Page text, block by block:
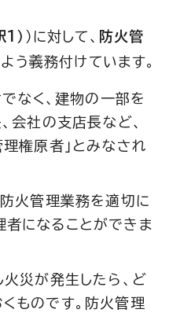
） ）に対して、
防火管
う義務付けています。
なく、建物の一部を
会社の支店長など、
権原者」とみなされ
火管理業務を適切に
になることができま
災が発生したら、ど
ものです。防火管理